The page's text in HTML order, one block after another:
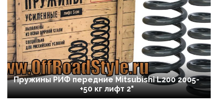
Пружины РИФ передние Mitsubishi L200 2005-
+50 кг лифт 2"